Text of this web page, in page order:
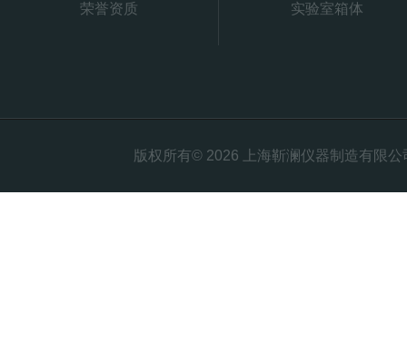
荣誉资质 实验室箱体
版权所有© 2026 上海靳澜仪器制造有限